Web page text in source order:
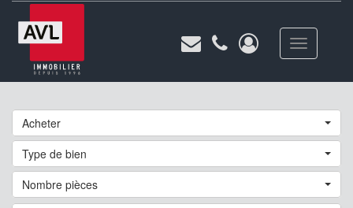
Toggle
navigation
Acheter
Type de bien
Nombre pièces